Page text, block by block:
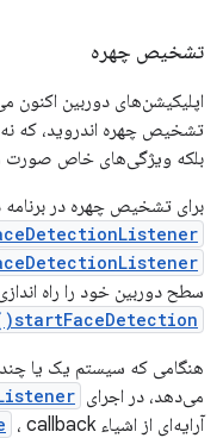
تشخیص چهره
تشخیص چهره اندروید، که
بلکه ویژگی‌های خاص صورت
برای تشخیص چهره در برنامه
سطح دوربین خود را راه
startFaceDetection()
هنگامی که سیستم یک یا
می‌دهد، در اجرای
آرایه‌ای از اشیاء ، callback